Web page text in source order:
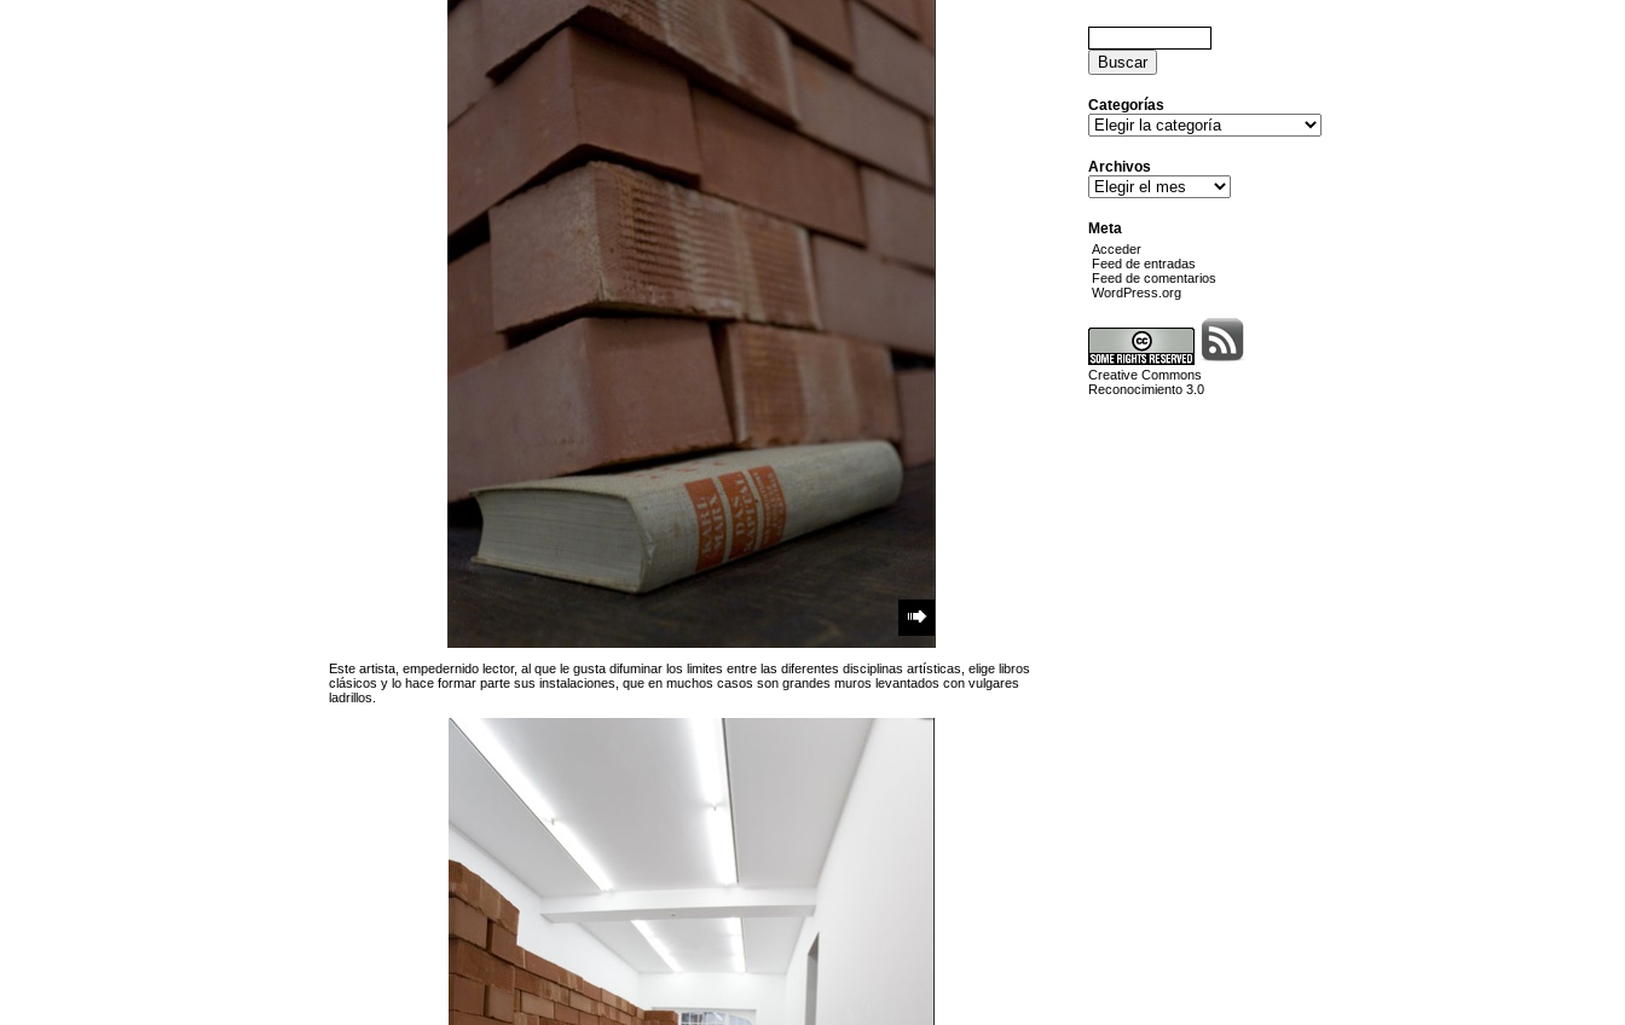
Este artista, empedernido lector, al que le gusta difuminar los limites entre las diferentes disciplinas artísticas, elige libros
clásicos y lo hace formar parte sus instalaciones, que en muchos casos son grandes muros levantados con vulgares
ladrillos.
Buscar:
Categorías
Categorías
Archivos
Archivos
Meta
Acceder
Feed de entradas
Feed de comentarios
WordPress.org
Creative Commons
Reconocimiento 3.0